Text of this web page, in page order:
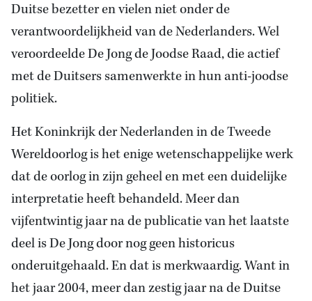
Duitse bezetter en vielen niet onder de
verantwoordelijkheid van de Nederlanders. Wel
veroordeelde De Jong de Joodse Raad, die actief
met de Duitsers samenwerkte in hun anti-joodse
politiek.
Het Koninkrijk der Nederlanden in de Tweede
Wereldoorlog is het enige wetenschappelijke werk
dat de oorlog in zijn geheel en met een duidelijke
interpretatie heeft behandeld. Meer dan
vijfentwintig jaar na de publicatie van het laatste
deel is De Jong door nog geen historicus
onderuitgehaald. En dat is merkwaardig. Want in
het jaar 2004, meer dan zestig jaar na de Duitse